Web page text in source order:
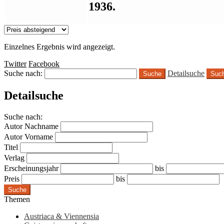
1936.
Einzelnes Ergebnis wird angezeigt.
Twitter Facebook
Suche nach:
Detailsuche
Detailsuche
Suche nach:
Autor Nachname
Autor Vorname
Titel
Verlag
Erscheinungsjahr
bis
Preis
bis
Suche
Themen
Austriaca & Viennensia